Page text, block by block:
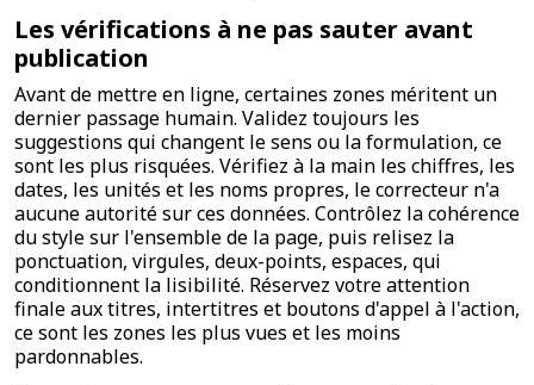
Les vérifications à ne pas sauter avant
publication
Avant de mettre en ligne, certaines zones méritent un
dernier passage humain. Validez toujours les
suggestions qui changent le sens ou la formulation, ce
sont les plus risquées. Vérifiez à la main les chiffres, les
dates, les unités et les noms propres, le correcteur n'a
aucune autorité sur ces données. Contrôlez la cohérence
du style sur l'ensemble de la page, puis relisez la
ponctuation, virgules, deux-points, espaces, qui
conditionnent la lisibilité. Réservez votre attention
finale aux titres, intertitres et boutons d'appel à l'action,
ce sont les zones les plus vues et les moins
pardonnables.